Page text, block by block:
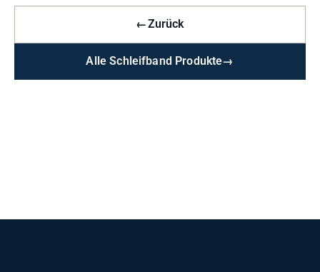
←Zurück
Alle Schleifband Produkte→